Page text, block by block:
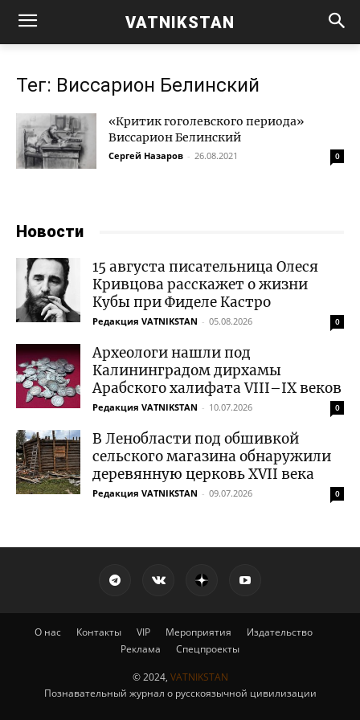
VATNIKSTAN
Тег: Виссарион Белинский
«Критик гоголевского периода»
Виссарион Белинский
Сергей Назаров - 26.08.2021 0
Новости
15 августа писательница Олеся
Кривцова расскажет о жизни
Кубы при Фиделе Кастро
Редакция VATNIKSTAN - 05.08.2026 0
Археологи нашли под
Калининградом дирхамы
Арабского халифата VIII–IX веков
Редакция VATNIKSTAN - 10.07.2026 0
В Ленобласти под обшивкой
сельского магазина обнаружили
деревянную церковь XVII века
Редакция VATNIKSTAN - 09.07.2026 0
О нас Контакты VIP Мероприятия
Издательство
Реклама
Спецпроекты
© 2024, VATNIKSTAN
Познавательный журнал о русскоязычной цивилизации